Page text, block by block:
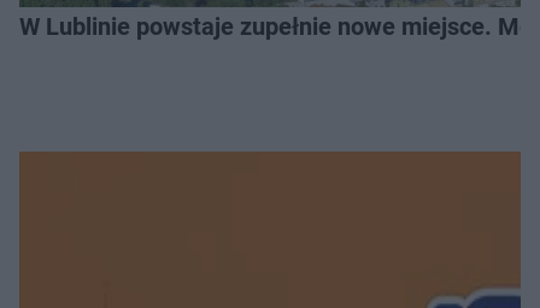
W Lublinie powstaje zupełnie nowe miejsce.